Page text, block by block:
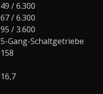
49 / 6.300
67 / 6.300
95 / 3.600
5-Gang-Schaltgetriebe
158
16,7